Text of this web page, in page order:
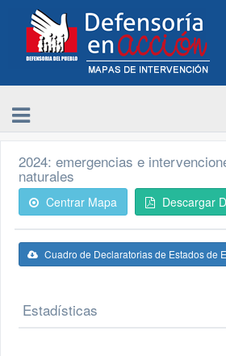
2024: emergencias e
naturales
Centrar Mapa Descargar
Cuadro de Declaratorias de Estados de
Estadísticas